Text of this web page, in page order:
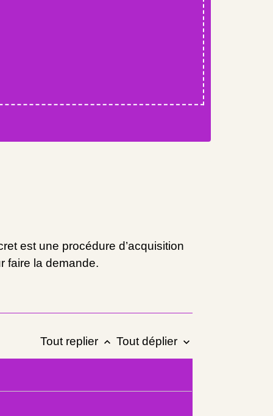
est une procédure d’acquisition
faire la demande.
Tout replier keyboard_arrow_up Tout déplier keyboard_arrow_down